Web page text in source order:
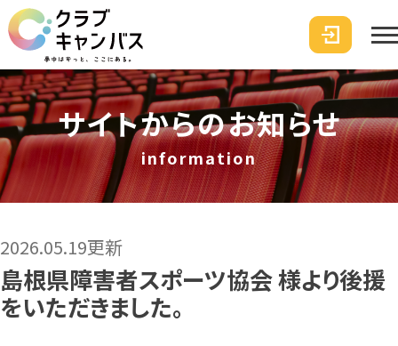
サイトからのお知らせ
information
2026.05.19更新
島根県障害者スポーツ協会 様より後援
をいただきました。